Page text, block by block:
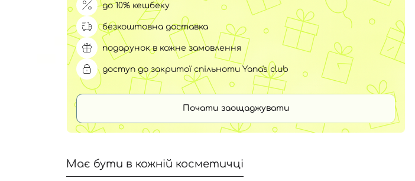
до 10% кешбеку
безкоштовна доставка
подарунок в кожне замовлення
доступ до закритої спільноти Yana's club
Почати заощаджувати
Має бути в кожній косметичці